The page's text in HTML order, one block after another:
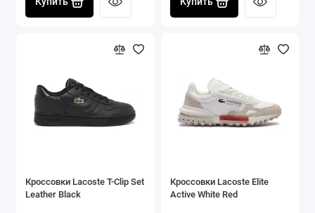
Кроссовки Lacoste T-Clip Set
Leather Black
Кроссовки Lacoste Elite
Active White Red